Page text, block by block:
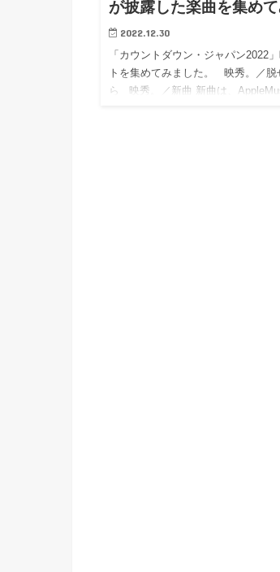
が披露した楽曲を集めて
2022.12.30
「カウントダウン・ジャパン2022
トを集めてみました。 映秀。／
ら 映秀。／新曲 新曲は、